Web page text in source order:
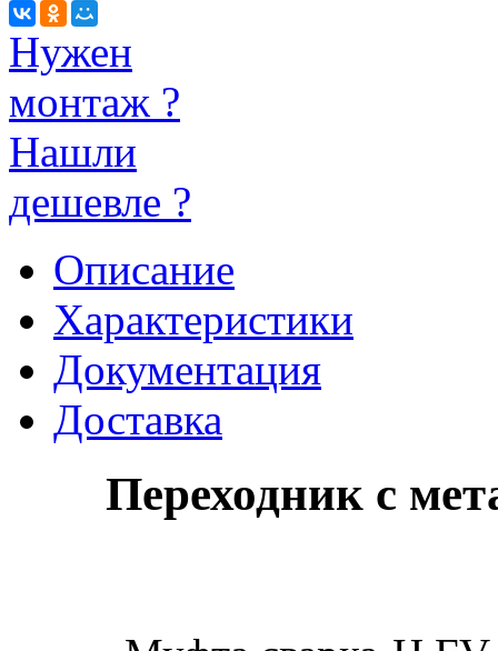
Нужен
монтаж ?
Нашли
дешевле ?
Описание
Характеристики
Документация
Доставка
Переходник с